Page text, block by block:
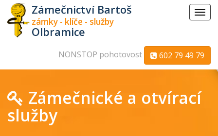
Menu
Zámečnictví Bartoš
zámky - klíče - služby
Olbramice
NONSTOP pohotovost 602 79 49 79
Zámečnické a otvírací
služby